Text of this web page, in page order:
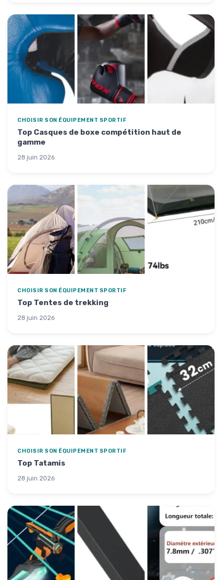
CHOISIR SON ÉQUIPEMENT SPORTIF
Top Casques de boxe compétition haut de
gamme
28 juin 2026
CHOISIR SON ÉQUIPEMENT SPORTIF
Top Tentes de trekking
28 juin 2026
CHOISIR SON ÉQUIPEMENT SPORTIF
Top Tatamis
28 juin 2026